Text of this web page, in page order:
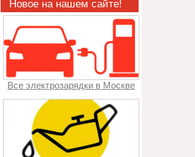
Новое на нашем сайте!
Все электрозарядки в Москве